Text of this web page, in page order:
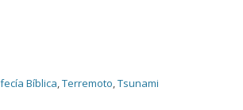
Bíblica,Terremoto,Tsunami